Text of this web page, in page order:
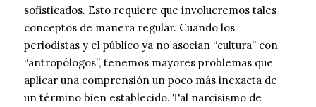
sofisticados. Esto requiere que involucremos tales
conceptos de manera regular. Cuando los
periodistas y el público ya no asocian “cultura” con
“antropólogos”, tenemos mayores problemas que
aplicar una comprensión un poco más inexacta de
un término bien establecido. Tal narcisismo de